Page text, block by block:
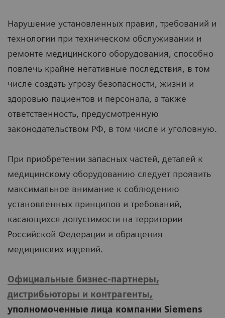
Нарушение установленных правил, требований и
технологии при техническом обслуживании и
ремонте медицинского оборудования, способно
повлечь крайне негативные последствия, в том
числе создать угрозу безопасности, жизни и
здоровью пациентов и персонала, а также
ответственность, предусмотренную
законодательством РФ, в том числе и уголовную.
При приобретении запасных частей, деталей к
медицинскому оборудованию следует проявить
максимальное внимание к соблюдению
установленных принципов и требований,
касающихся допустимости на территории
Российской Федерации и обращения
медицинских изделий.
Официальные бизнес-партнеры,
дистрибьюторы и контрагенты,
уполномоченные лица компании Siemens